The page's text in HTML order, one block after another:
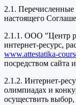
2.1.
настоящего
2.1.1. ООО "Центр
интернет-ресурс,
www.attestatika-
посредством сайта
2.1.2. Интернет-
олимпиадах и
осуществить